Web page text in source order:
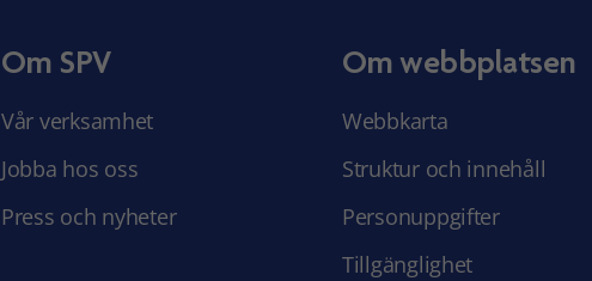
Om SPV
Vår verksamhet
Jobba hos oss
Press och nyheter
Om webbplatsen
Webbkarta
Struktur och innehåll
Personuppgifter
Tillgänglighet